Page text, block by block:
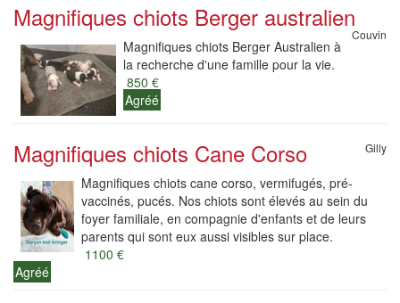
Magnifiques chiots Berger australien
Couvin
Magnifiques chiots Berger Australien à
la recherche d'une famille pour la vie.
850 €
Agréé
Magnifiques chiots Cane Corso Gilly
Magnifiques chiots cane corso, vermifugés, pré-
vaccinés, pucés. Nos chiots sont élevés au sein du
foyer familiale, en compagnie d'enfants et de leurs
parents qui sont eux aussi visibles sur place.
1100 €
Agréé